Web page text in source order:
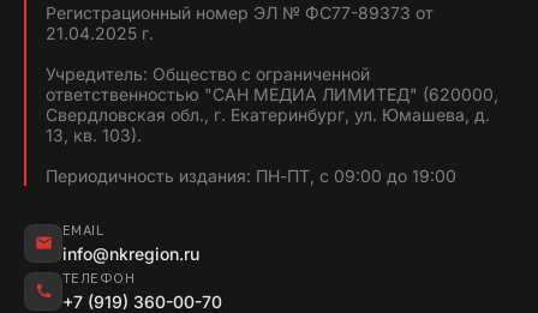
Регистрационный номер ЭЛ № ФС77-89373 от
21.04.2025 г.
Учредитель: Общество с ограниченной
ответственностью "САН МЕДИА ЛИМИТЕД" (620000,
Свердловская обл., г. Екатеринбург, ул. Юмашева, д.
13, кв. 103).
Периодичность издания: ПН-ПТ, с 09:00 до 19:00
EMAIL
info@nkregion.ru
ТЕЛЕФОН
+7 (919) 360-00-70